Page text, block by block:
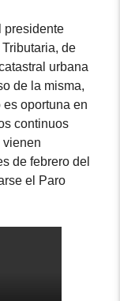
presidente
de
urbana
de la misma,
oportuna en
continuos
vienen
de febrero del
el Paro